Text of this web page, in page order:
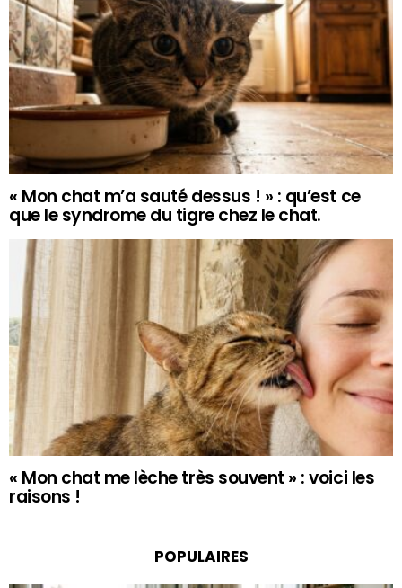
« Mon chat m’a sauté dessus ! » : qu’est ce
que le syndrome du tigre chez le chat.
« Mon chat me lèche très souvent » : voici les
raisons !
POPULAIRES